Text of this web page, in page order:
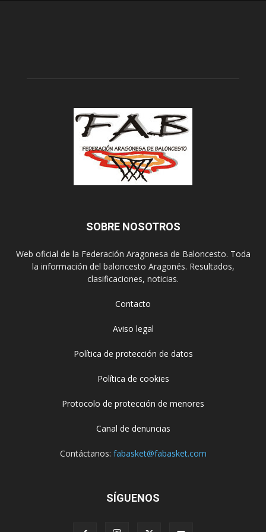
SOBRE NOSOTROS
Web oficial de la Federación Aragonesa de Baloncesto. Toda
la información del baloncesto Aragonés. Resultados,
clasificaciones, noticias.
Contacto
Aviso legal
Política de protección de datos
Política de cookies
Protocolo de protección de menores
Canal de denuncias
Contáctanos: fabasket@fabasket.com
SÍGUENOS